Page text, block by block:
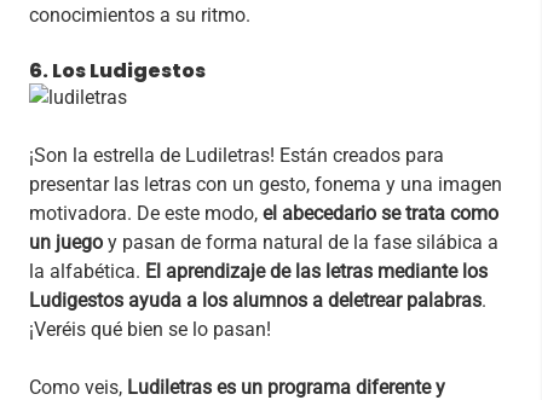
conocimientos a su ritmo.
6. Los Ludigestos
¡Son la estrella de Ludiletras! Están creados para
presentar las letras con un gesto, fonema y una imagen
motivadora. De este modo, el abecedario se trata como
un juego y pasan de forma natural de la fase silábica a
la alfabética. El aprendizaje de las letras mediante los
Ludigestos ayuda a los alumnos a deletrear palabras.
¡Veréis qué bien se lo pasan!
Como veis, Ludiletras es un programa diferente y